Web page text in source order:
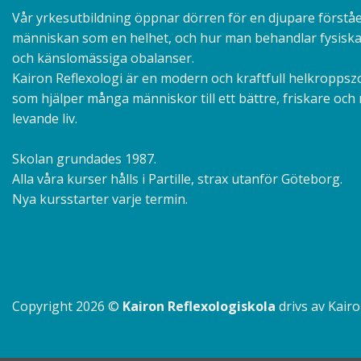
Vår yrkesutbildning öppnar dörren för en djupare
människan som en helhet, och hur man behandlar
och känslomässiga obalanser.
Kairon Reflexologi är en modern och kraftfull
som hjälper många människor till ett bättre, friskare och
levande liv.
Skolan grundades 1987.
Alla våra kurser hålls i Partille, strax utanför Göteborg.
Nya kursstarter varje termin.
Copyright 2026 © Kairon Reflexologiskola drivs av